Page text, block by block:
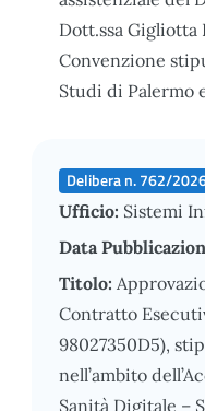
Dott.ssa Gigliotta
Convenzione
Studi di Palermo
Delibera n. 762/
Ufficio: Sistemi
Data
Titolo:
Contratto
98027350D5),
nell’ambito
Sanità Digitale –